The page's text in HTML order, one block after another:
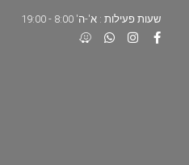
שעות פעילות : א'-ה' 8:00 - 19:00